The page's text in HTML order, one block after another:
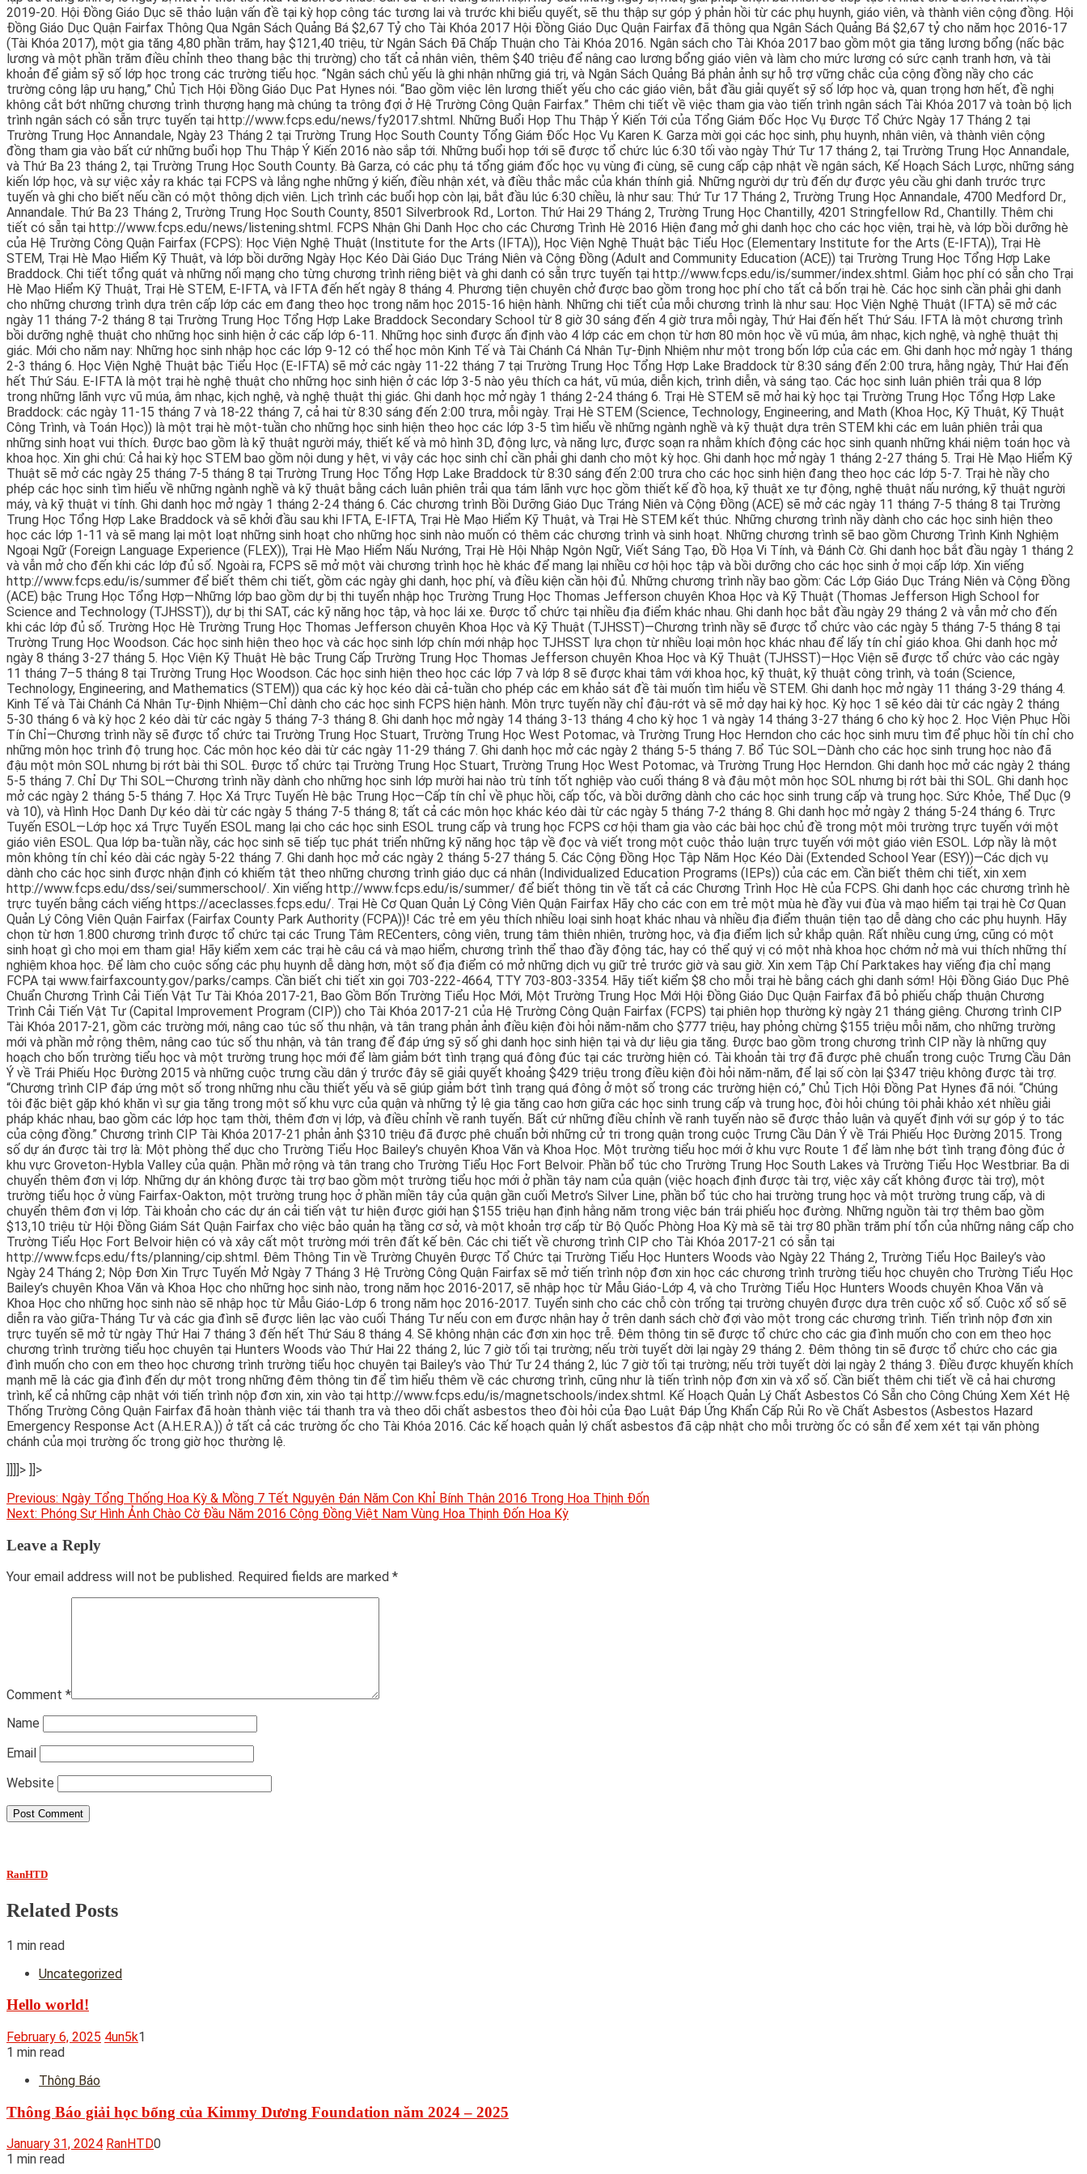
]]]]> ]]>
Post
navigation
Previous: Ngày Tổng Thống Hoa Kỳ & Mồng 7 Tết Nguyên Đán Năm Con Khỉ Bính Thân 2016 Trong Hoa Thịnh Ðốn
Next: Phóng Sự Hình Ảnh Chào Cờ Đầu Năm 2016 Cộng Đồng Việt Nam Vùng Hoa Thịnh Đốn Hoa Kỳ
Leave a Reply
Your email address will not be published. Required fields are marked *
Comment *
Name
Email
Website
RanHTD
Related Posts
1 min read
Uncategorized
Hello world!
February 6, 2025 4un5k1
1 min read
Thông Báo
Thông Báo giải học bổng của Kimmy Dương Foundation năm 2024 – 2025
January 31, 2024 RanHTD0
1 min read